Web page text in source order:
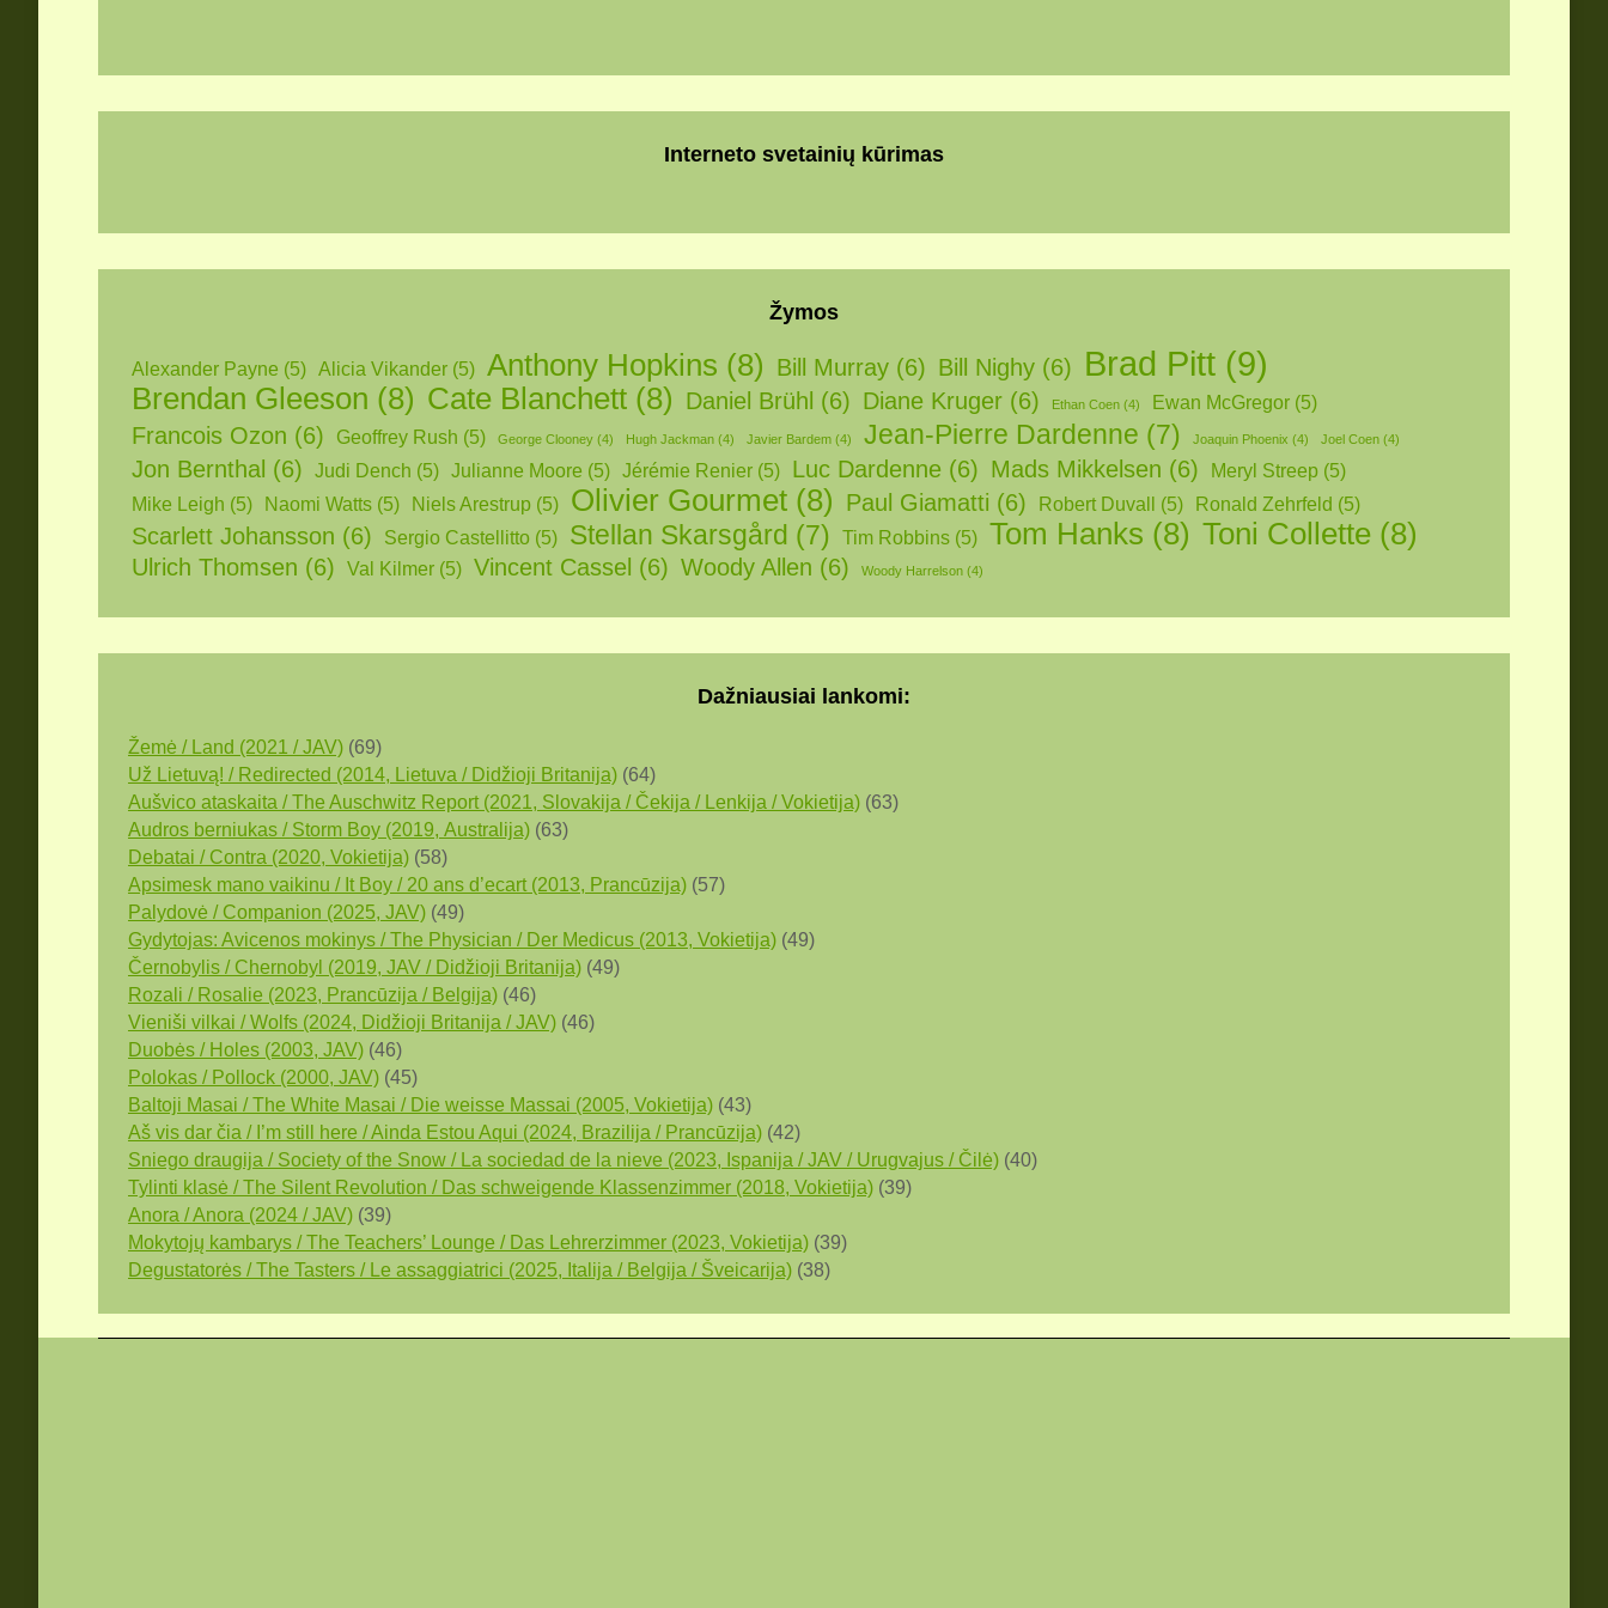
Interneto svetainių kūrimas
Žymos
Alexander Payne (5) Alicia Vikander (5) Anthony Hopkins (8) Bill Murray (6) Bill Nighy (6) Brad Pitt (9)
Brendan Gleeson (8) Cate Blanchett (8) Daniel Brühl (6) Diane Kruger (6) Ethan Coen (4) Ewan McGregor (5)
Francois Ozon (6) Geoffrey Rush (5) George Clooney (4) Hugh Jackman (4) Javier Bardem (4) Jean-Pierre Dardenne (7) Joaquin Phoenix (4) Joel Coen (4)
Jon Bernthal (6) Judi Dench (5) Julianne Moore (5) Jérémie Renier (5) Luc Dardenne (6) Mads Mikkelsen (6) Meryl Streep (5)
Mike Leigh (5) Naomi Watts (5) Niels Arestrup (5) Olivier Gourmet (8) Paul Giamatti (6) Robert Duvall (5) Ronald Zehrfeld (5)
Scarlett Johansson (6) Sergio Castellitto (5) Stellan Skarsgård (7) Tim Robbins (5) Tom Hanks (8) Toni Collette (8)
Ulrich Thomsen (6) Val Kilmer (5) Vincent Cassel (6) Woody Allen (6) Woody Harrelson (4)
Dažniausiai lankomi:
Žemė / Land (2021 / JAV) (69)
Už Lietuvą! / Redirected (2014, Lietuva / Didžioji Britanija) (64)
Aušvico ataskaita / The Auschwitz Report (2021, Slovakija / Čekija / Lenkija / Vokietija) (63)
Audros berniukas / Storm Boy (2019, Аustralija) (63)
Debatai / Contra (2020, Vokietija) (58)
Apsimesk mano vaikinu / It Boy / 20 ans d’ecart (2013, Prancūzija) (57)
Palydovė / Companion (2025, JAV) (49)
Gydytojas: Avicenos mokinys / The Physician / Der Medicus (2013, Vokietija) (49)
Černobylis / Chernobyl (2019, JAV / Didžioji Britanija) (49)
Rozali / Rosalie (2023, Prancūzija / Belgija) (46)
Vieniši vilkai / Wolfs (2024, Didžioji Britanija / JAV) (46)
Duobės / Holes (2003, JAV) (46)
Polokas / Pollock (2000, JAV) (45)
Baltoji Masai / The White Masai / Die weisse Massai (2005, Vokietija) (43)
Aš vis dar čia / I’m still here / Ainda Estou Aqui (2024, Brazilija / Prancūzija) (42)
Sniego draugija / Society of the Snow / La sociedad de la nieve (2023, Ispanija / JAV / Urugvajus / Čilė) (40)
Tylinti klasė / The Silent Revolution / Das schweigende Klassenzimmer (2018, Vokietija) (39)
Anora / Anora (2024 / JAV) (39)
Mokytojų kambarys / The Teachers’ Lounge / Das Lehrerzimmer (2023, Vokietija) (39)
Degustatorės / The Tasters / Le assaggiatrici (2025, Italija / Belgija / Šveicarija) (38)